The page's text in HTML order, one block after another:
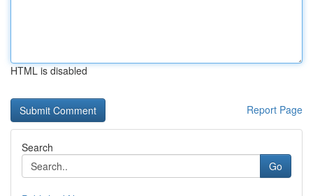
HTML is disabled
Report Page
Search
Go